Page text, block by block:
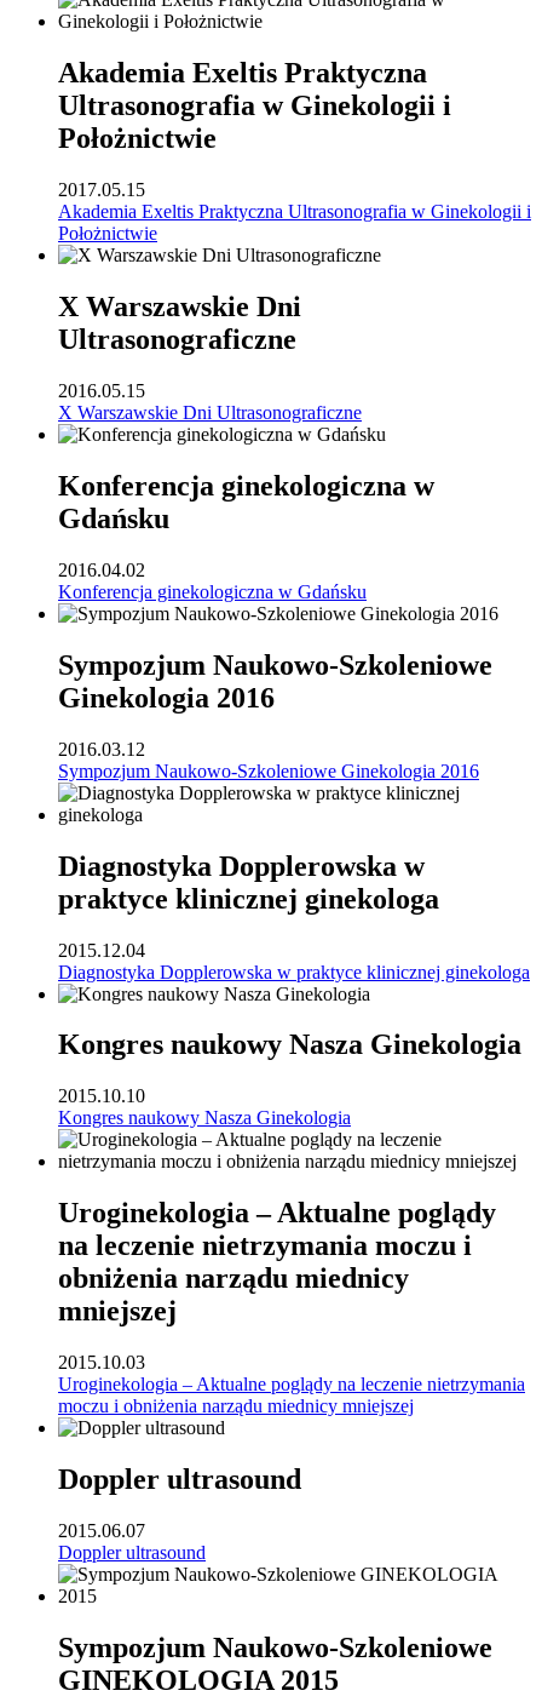
Akademia Exeltis Praktyczna
Ultrasonografia w Ginekologii i
Położnictwie
2017.05.15
Akademia Exeltis Praktyczna Ultrasonografia w Ginekologii i
Położnictwie
X Warszawskie Dni
Ultrasonograficzne
2016.05.15
X Warszawskie Dni Ultrasonograficzne
Konferencja ginekologiczna w
Gdańsku
2016.04.02
Konferencja ginekologiczna w Gdańsku
Sympozjum Naukowo-Szkoleniowe
Ginekologia 2016
2016.03.12
Sympozjum Naukowo-Szkoleniowe Ginekologia 2016
Diagnostyka Dopplerowska w
praktyce klinicznej ginekologa
2015.12.04
Diagnostyka Dopplerowska w praktyce klinicznej ginekologa
Kongres naukowy Nasza Ginekologia
2015.10.10
Kongres naukowy Nasza Ginekologia
Uroginekologia – Aktualne poglądy
na leczenie nietrzymania moczu i
obniżenia narządu miednicy
mniejszej
2015.10.03
Uroginekologia – Aktualne poglądy na leczenie nietrzymania
moczu i obniżenia narządu miednicy mniejszej
Doppler ultrasound
2015.06.07
Doppler ultrasound
Sympozjum Naukowo-Szkoleniowe
GINEKOLOGIA 2015